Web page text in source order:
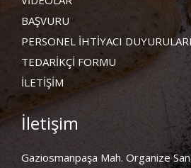
BAŞVURU
PERSONEL İHTİYACI
TEDARİKÇİ FORMU
İLETİŞİM
İletişim
Gaziosmanpaşa Mah. Organize